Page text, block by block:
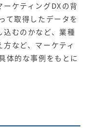
ケティングDXの背
て取得したデータを
むのかなど、業種
など、マーケティ
体的な事例をもとに